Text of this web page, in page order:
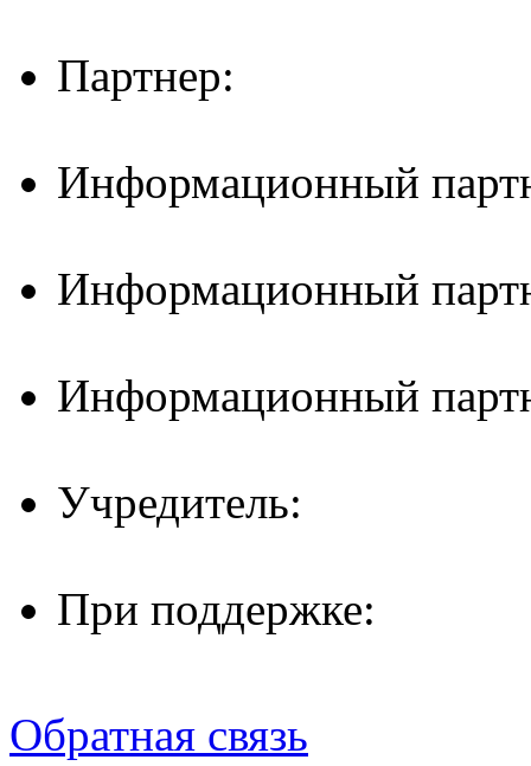
Партнер:
Информационный
Информационный
Информационный
Учредитель:
При поддержке:
Обратная связь